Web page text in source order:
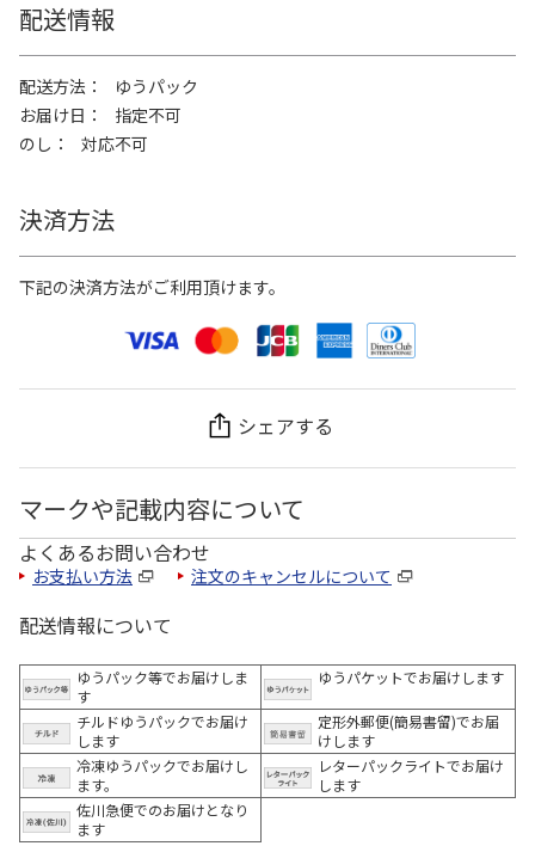
配送情報
配送方法
ゆうパック
お届け日
指定不可
のし
対応不可
決済方法
下記の決済方法がご利用頂けます。
シェアする
マークや記載内容について
よくあるお問い合わせ
お支払い方法 注文のキャンセルについて
配送情報について
ゆうパック等でお届けしま
す
ゆうパケットでお届けします
チルドゆうパックでお届け
します
定形外郵便(簡易書留)でお届
けします
冷凍ゆうパックでお届けし
ます。
レターパックライトでお届け
します
佐川急便でのお届けとなり
ます